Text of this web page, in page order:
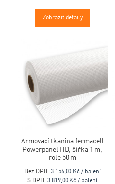
Zobrazit detaily
Armovací tkanina fermacell
Powerpanel HD, šířka 1 m,
role 50 m
Bez DPH: 3 156,00 Kč / balení
S DPH: 3 819,00 Kč / balení